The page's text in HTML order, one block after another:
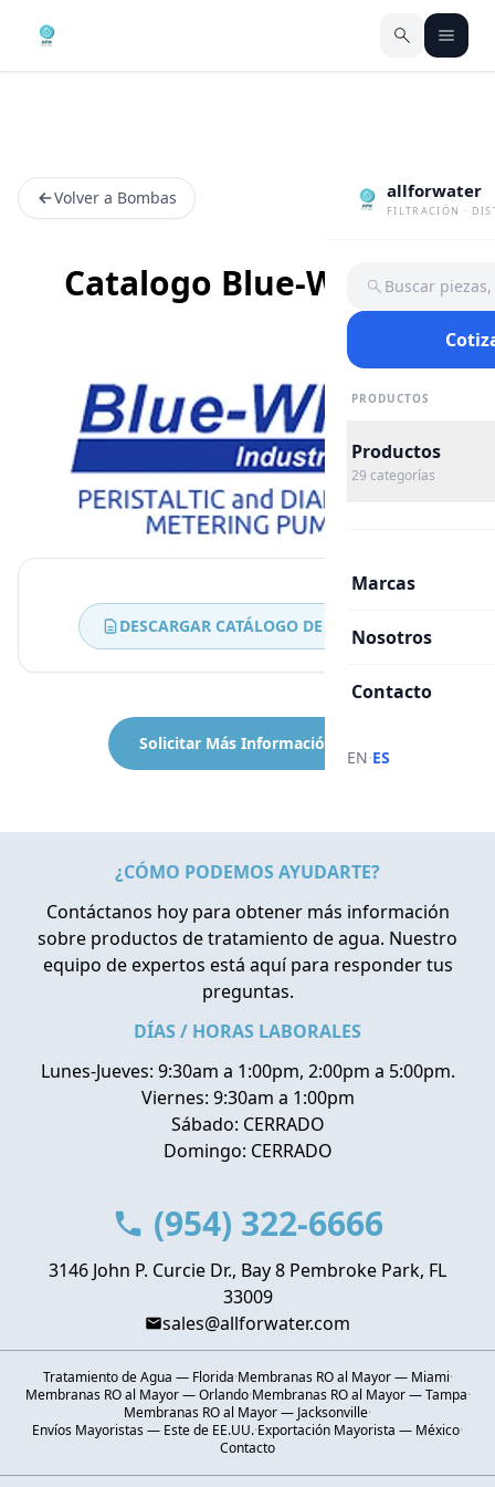
allforwater
FILTRACIÓN ·
Buscar
PRODUCTOS
Productos
29 categorías
Marcas
Nosotros
Contacto
EN·ES
Volver a Bombas
Catalogo Blue-White®
DESCARGAR CATÁLOGO DE BOMBAS
Solicitar Más Información
¿CÓMO PODEMOS AYUDARTE?
Contáctanos hoy para obtener más información
sobre productos de tratamiento de agua. Nuestro
equipo de expertos está aquí para responder tus
preguntas.
DÍAS / HORAS LABORALES
Lunes-Jueves: 9:30am a 1:00pm, 2:00pm a 5:00pm.
Viernes: 9:30am a 1:00pm
Sábado: CERRADO
Domingo: CERRADO
(954) 322-6666
3146 John P. Curcie Dr., Bay 8 Pembroke Park, FL
33009
sales@allforwater.com
Tratamiento de Agua — Florida·Membranas RO al Mayor — Miami·
Membranas RO al Mayor — Orlando·Membranas RO al Mayor — Tampa·
Membranas RO al Mayor — Jacksonville·
Envíos Mayoristas — Este de EE.UU.·Exportación Mayorista — México·
Contacto